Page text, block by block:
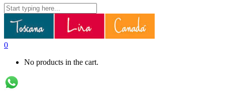
0
No products in the cart.